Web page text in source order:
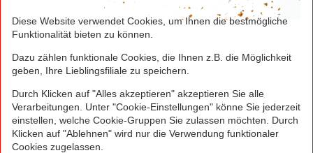
Seite drucken
Nach oben
Greifen Sie schnell zu! Alle angegebenen Preise in
Irrtümer durch Schreib-, Programmier- und
Datenübertragungsfehler sind vorbehalten.
© 2016 - 2026 NORMA Lebensmittelfilialbetrieb
Stiftung & Co. KG
Sitemap Kontakt